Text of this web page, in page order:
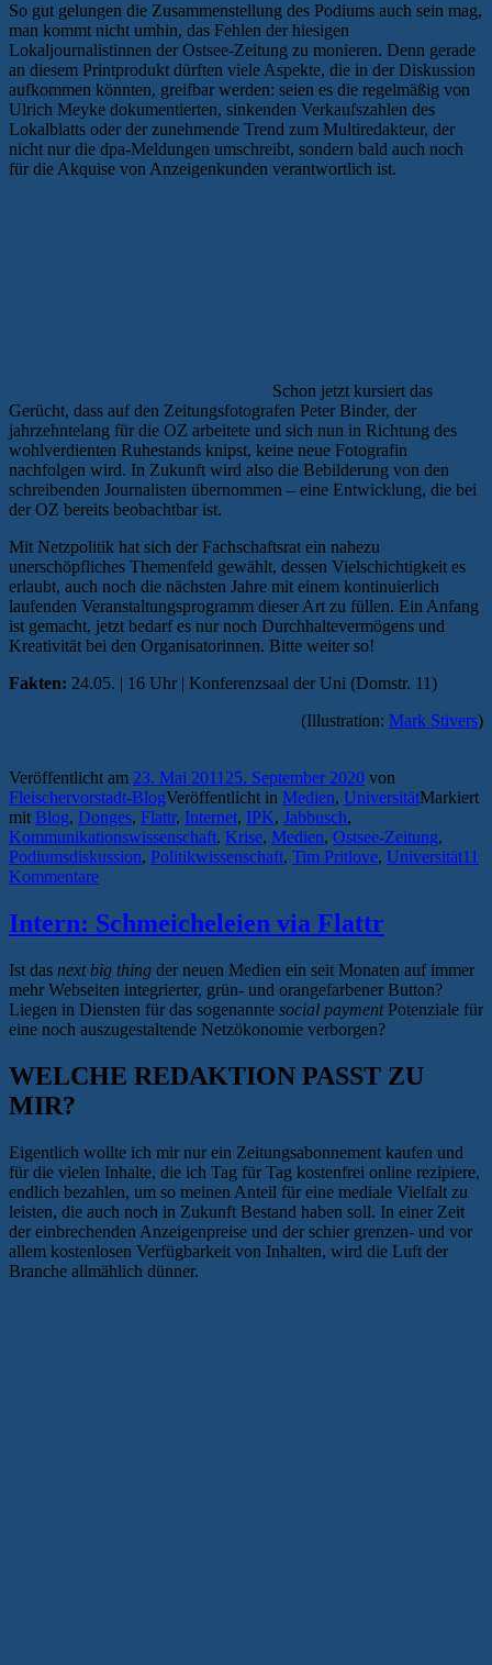
So gut gelungen die Zusammenstellung des Podiums auch sein mag,
man kommt nicht umhin, das Fehlen der hiesigen
Lokaljournalistinnen der Ostsee-Zeitung zu monieren. Denn gerade
an diesem Printprodukt dürften viele Aspekte, die in der Diskussion
aufkommen könnten, greifbar werden: seien es die regelmäßig von
Ulrich Meyke dokumentierten, sinkenden Verkaufszahlen des
Lokalblatts oder der zunehmende Trend zum Multiredakteur, der
nicht nur die dpa-Meldungen umschreibt, sondern bald auch noch
für die Akquise von Anzeigenkunden verantwortlich ist.
Schon jetzt kursiert das
Gerücht, dass auf den Zeitungsfotografen Peter Binder, der
jahrzehntelang für die OZ arbeitete und sich nun in Richtung des
wohlverdienten Ruhestands knipst, keine neue Fotografin
nachfolgen wird. In Zukunft wird also die Bebilderung von den
schreibenden Journalisten übernommen – eine Entwicklung, die bei
der OZ bereits beobachtbar ist.
Mit Netzpolitik hat sich der Fachschaftsrat ein nahezu
unerschöpfliches Themenfeld gewählt, dessen Vielschichtigkeit es
erlaubt, auch noch die nächsten Jahre mit einem kontinuierlich
laufenden Veranstaltungsprogramm dieser Art zu füllen. Ein Anfang
ist gemacht, jetzt bedarf es nur noch Durchhaltevermögens und
Kreativität bei den Organisatorinnen. Bitte weiter so!
Fakten: 24.05. | 16 Uhr | Konferenzsaal der Uni (Domstr. 11)
(Illustration: Mark Stivers)
Veröffentlicht am 23. Mai 201125. September 2020 von
Fleischervorstadt-BlogVeröffentlicht in Medien, UniversitätMarkiert
mit Blog, Donges, Flattr, Internet, IPK, Jabbusch,
Kommunikationswissenschaft, Krise, Medien, Ostsee-Zeitung,
Podiumsdiskussion, Politikwissenschaft, Tim Pritlove, Universität11
Kommentare
Intern: Schmeicheleien via Flattr
Ist das next big thing der neuen Medien ein seit Monaten auf immer
mehr Webseiten integrierter, grün- und orangefarbener Button?
Liegen in Diensten für das sogenannte social paymentPotenziale für
eine noch auszugestaltende Netzökonomie verborgen?
WELCHE REDAKTION PASST ZU
MIR?
Eigentlich wollte ich mir nur ein Zeitungsabonnement kaufen und
für die vielen Inhalte, die ich Tag für Tag kostenfrei online rezipiere,
endlich bezahlen, um so meinen Anteil für eine mediale Vielfalt zu
leisten, die auch noch in Zukunft Bestand haben soll. In einer Zeit
der einbrechenden Anzeigenpreise und der schier grenzen- und vor
allem kostenlosen Verfügbarkeit von Inhalten, wird die Luft der
Branche allmählich dünner.